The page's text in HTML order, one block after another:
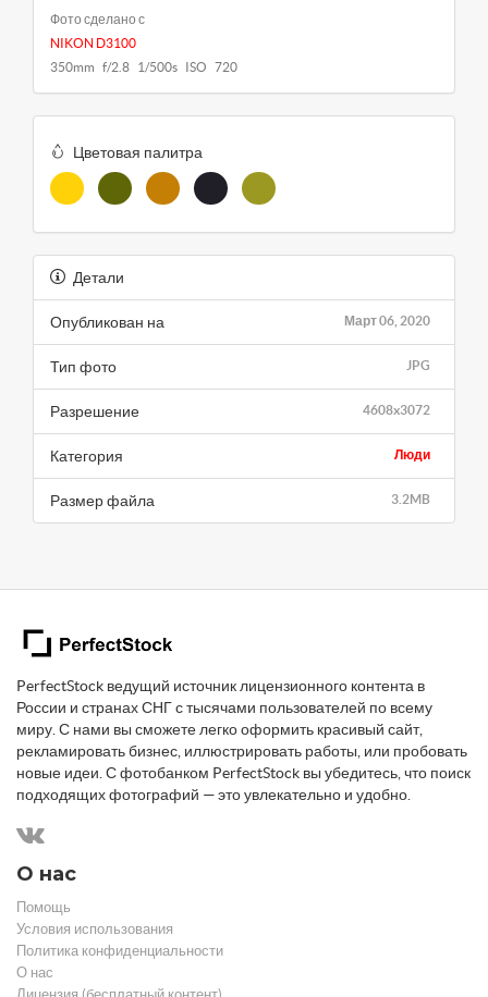
Фото сделано с
NIKON D3100
350mm f/2.8 1/500s ISO 720
Цветовая палитра
Детали
Март 06, 2020
Опубликован на
JPG
Тип фото
4608x3072
Разрешение
Люди
Категория
3.2MB
Размер файла
PerfectStock ведущий источник лицензионного контента в
России и странах СНГ с тысячами пользователей по всему
миру. С нами вы сможете легко оформить красивый сайт,
рекламировать бизнес, иллюстрировать работы, или пробовать
новые идеи. С фотобанком PerfectStock вы убедитесь, что поиск
подходящих фотографий — это увлекательно и удобно.
О нас
Помощь
Условия использования
Политика конфиденциальности
О нас